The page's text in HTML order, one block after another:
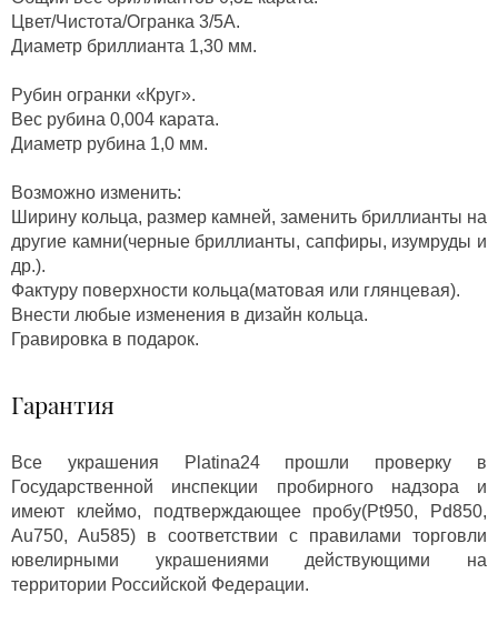
Цвет/Чистота/Огранка 3/5А.
Диаметр бриллианта 1,30 мм.
Рубин огранки «Круг».
Вес рубина 0,004 карата.
Диаметр рубина 1,0 мм.
Возможно изменить:
Ширину кольца, размер камней, заменить бриллианты на
другие камни(черные бриллианты, сапфиры, изумруды и
др.).
Фактуру поверхности кольца(матовая или глянцевая).
Внести любые изменения в дизайн кольца.
Гравировка в подарок.
Гарантия
Все украшения Platina24 прошли проверку в
Государственной инспекции пробирного надзора и
имеют клеймо, подтверждающее пробу(Pt950, Pd850,
Au750, Au585) в соответствии с правилами торговли
ювелирными украшениями действующими на
территории Российской Федерации.